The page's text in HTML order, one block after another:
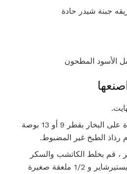
ضعي كمية قليلة من المقلاة على البخار بقطر 9 أو 13 بوصة
، قم بخلط الكاتشب والسكر
البني والخردل وصلصة رسيستيرشاير و 1/2 ملعقة صغيرة